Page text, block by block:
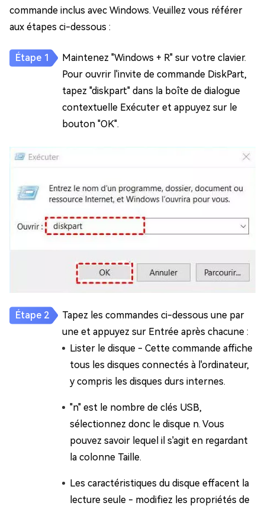
commande inclus avec Windows. Veuillez vous référer
aux étapes ci-dessous :
Maintenez "Windows + R" sur votre clavier.
Pour ouvrir l'invite de commande DiskPart,
tapez "diskpart" dans la boîte de dialogue
contextuelle Exécuter et appuyez sur le
bouton "OK".
Tapez les commandes ci-dessous une par
une et appuyez sur Entrée après chacune :
Lister le disque - Cette commande affiche
tous les disques connectés à l'ordinateur,
y compris les disques durs internes.
"n" est le nombre de clés USB,
sélectionnez donc le disque n. Vous
pouvez savoir lequel il s'agit en regardant
la colonne Taille.
Les caractéristiques du disque effacent la
lecture seule - modifiez les propriétés de